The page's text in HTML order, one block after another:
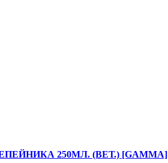
250МЛ. (ВЕТ.) [GAMMA]